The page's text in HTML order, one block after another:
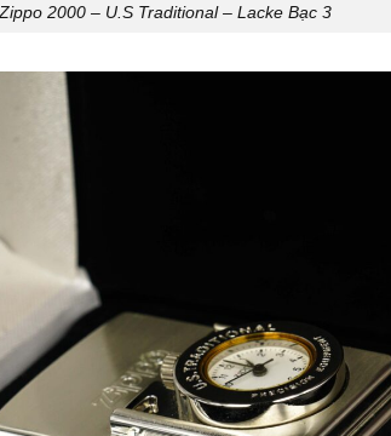
2000 – U.S Traditional – Lacke Bạc 3